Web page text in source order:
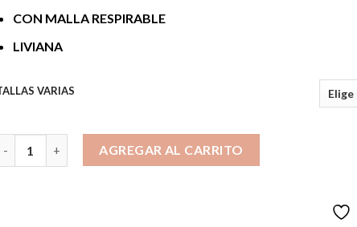
era:
es:
CON MALLA RESPIRABLE
LIVIANA
VARIAS
Zapatos paddel II acuáticos unisex Trespass gris/negro cantidad
AGREGAR AL CARRITO